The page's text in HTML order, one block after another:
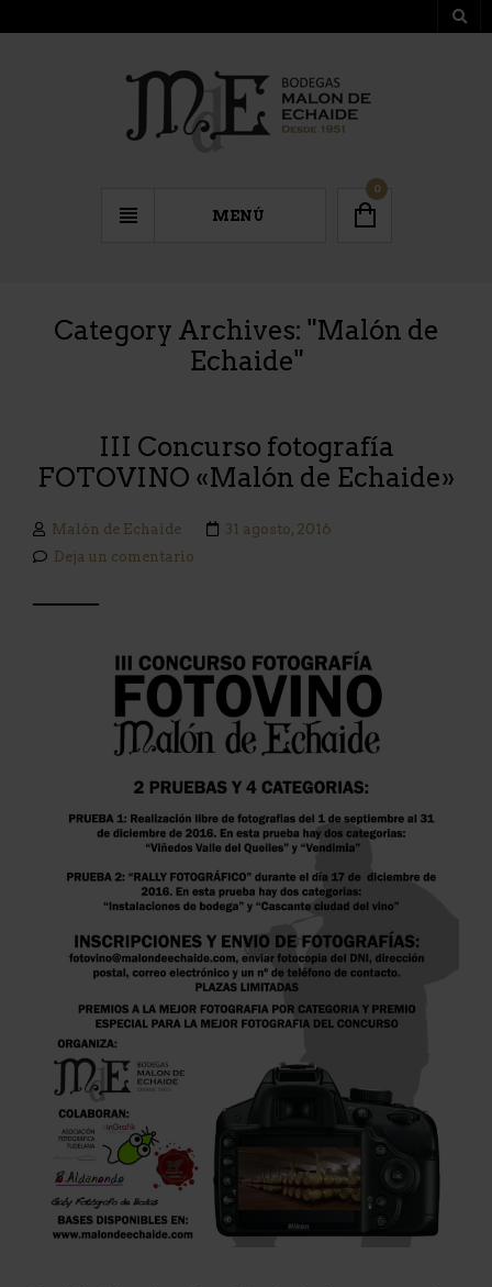
MENÚ
0
Category Archives: "Malón de
Echaide"
III Concurso fotografía
FOTOVINO «Malón de Echaide»
Malón de Echaide
31 agosto, 2016
Deja un comentario